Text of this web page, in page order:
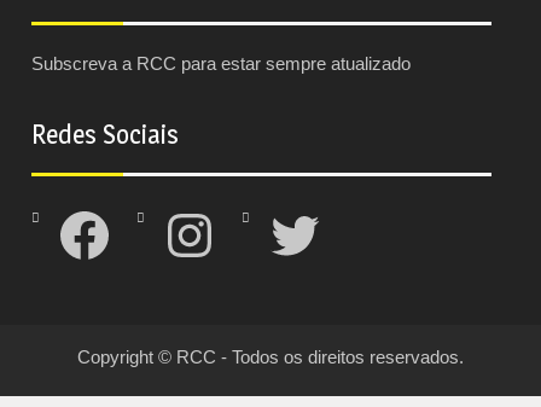
Subscreva a RCC para estar sempre atualizado
Redes Sociais
Facebook Instagram Twitter
Copyright © RCC - Todos os direitos reservados.